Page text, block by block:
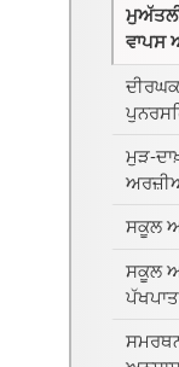
ਵਾਪਸ
ਮੁੜ-
ਸਕੂਲ
ਸਕੂਲ
ਪੱਖਪਾਤ